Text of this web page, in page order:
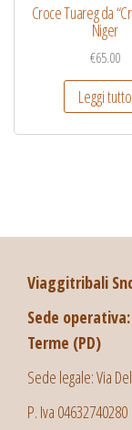
Croce Tuareg da
Niger
€65.00
Leggi tutto
Viaggitribali
Sede
Terme (PD)
Sede legale: Via
P. Iva 04632740280